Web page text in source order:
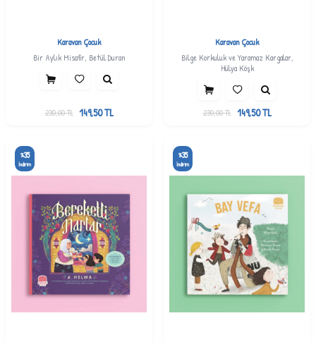
Karavan Çocuk
Bir Aylık Misafir, Betül Duran
230,00TL 149,50TL
Karavan Çocuk
Bilge Korkuluk ve Yaramaz Kargalar,
Hülya Köşk
230,00TL 149,50TL
%35
İndirim
%35
İndirim